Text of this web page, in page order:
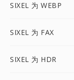
SIXEL 为 WEBP
SIXEL 为 FAX
SIXEL 为 HDR